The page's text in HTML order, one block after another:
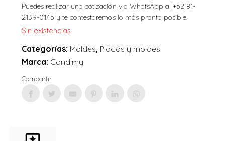
Puedes realizar una cotización via WhatsApp al +52 81-
2139-0145 y te contestaremos lo más pronto posible.
Sin existencias
Categorías: Moldes, Placas y moldes
Marca: Candimy
Compartir